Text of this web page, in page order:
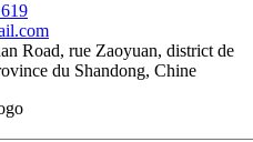
Road, rue Zaoyuan, district de
du Shandong, Chine